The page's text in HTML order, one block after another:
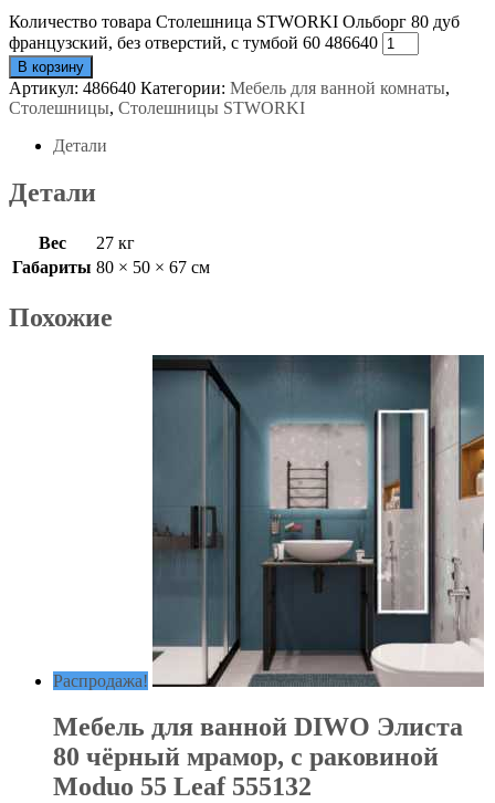
Количество товара Столешница STWORKI Ольборг 80 дуб
французский, без отверстий, с тумбой 60 486640
В корзину
Артикул: 486640 Категории: Мебель для ванной комнаты,
Столешницы, Столешницы STWORKI
Детали
Детали
Вес
27 кг
Габариты 80 × 50 × 67 см
Похожие
Распродажа!
Мебель для ванной DIWO Элиста
80 чёрный мрамор, с раковиной
Moduo 55 Leaf 555132